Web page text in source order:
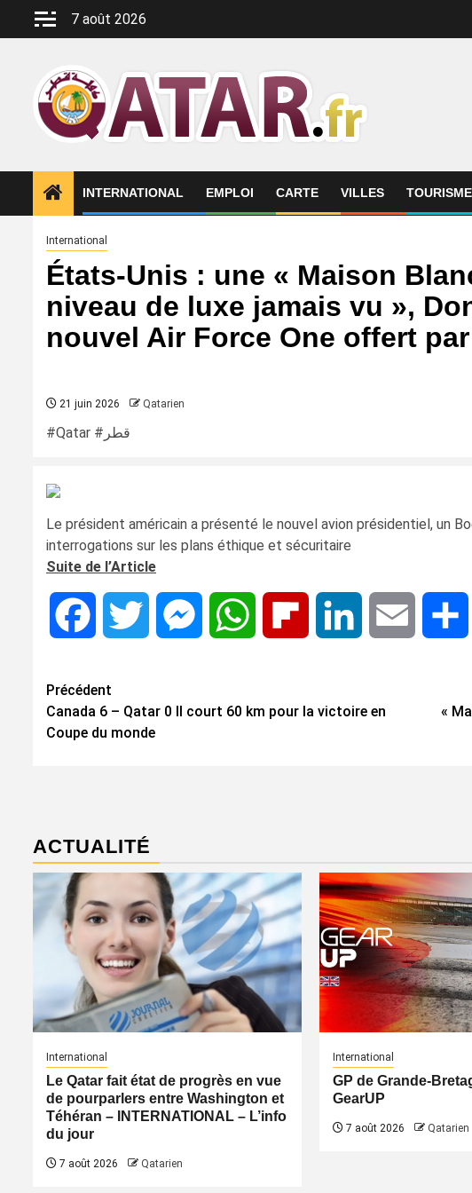
7 août 2026
INTERNATIONAL EMPLOI CARTE VILLES TOURISME
International
États-Unis : une « Maison
niveau de luxe jamais vu »,
nouvel Air Force One offert
21 juin 2026 Qatarien
#Qatar #قطر
Le président américain a présenté le nouvel avion présidentiel, un
interrogations sur les plans éthique et sécuritaire
Suite de l’Article
Facebook Twitter MessengerWhatsApp Flipboard LinkedIn Email
Navigation
d’article
Précédent
Canada 6 – Qatar 0 Il court 60 km pour la victoire en
Coupe du monde
«
ACTUALITÉ
International
Le Qatar fait état de progrès en vue
de pourparlers entre Washington et
Téhéran – INTERNATIONAL – L’info
du jour
7 août 2026 Qatarien
International
GP de Grande-
GearUP
7 août 2026 Qatarien